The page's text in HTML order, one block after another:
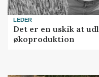
LEDER
Det er en uskik at
økoproduktion